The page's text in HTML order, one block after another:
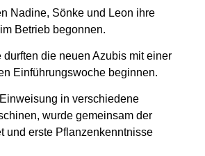
Nadine, Sönke und Leon ihre
Betrieb begonnen.
durften die neuen Azubis mit einer
Einführungswoche beginnen.
in verschiedene
wurde gemeinsam der
und erste Pflanzenkenntnisse